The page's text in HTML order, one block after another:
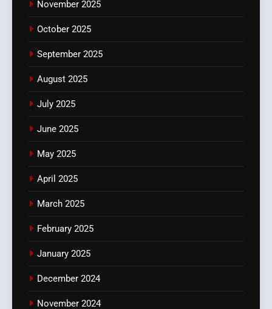
November 2025
October 2025
September 2025
August 2025
July 2025
June 2025
May 2025
April 2025
March 2025
February 2025
January 2025
December 2024
November 2024